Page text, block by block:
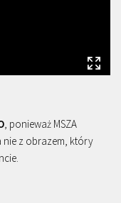
, ponieważ MSZA
nie z obrazem, który